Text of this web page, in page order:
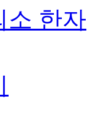
소 한자